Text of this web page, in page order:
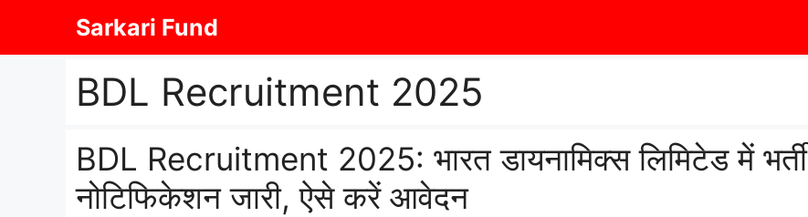
content
Sarkari Fund
BDL Recruitment 2025
BDL Recruitment 2025: भारत डायनामिक्स लिमिटेड में भर्ती
नोटिफिकेशन जारी, ऐसे करें आवेदन